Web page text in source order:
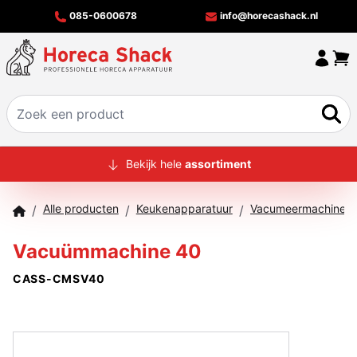
085-0600678 info@horecashack.nl
HOME
MERKEN
Bekijk hele assortiment
/ Alle producten / Keukenapparatuur /
Vacuümmachine 40
CASS-CMSV40